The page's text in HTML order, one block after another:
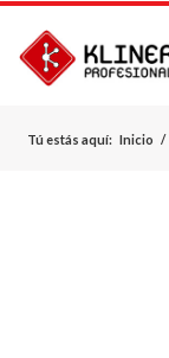
Tú estás aquí: Inicio /